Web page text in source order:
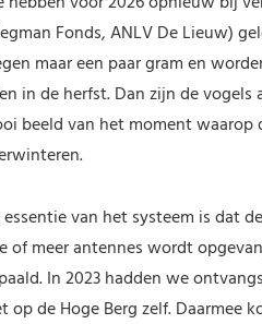
Fonds, ANLV De Lieuw)
maar een paar gram en
in de herfst. Dan zijn de
beeld van het moment
essentie van het systeem is dat
of meer antennes wordt
In 2023 hadden we
op de Hoge Berg zelf. Daarmee